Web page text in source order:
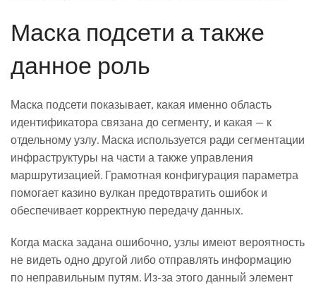
Маска подсети а также
данное роль
Маска подсети показывает, какая именно область
идентификатора связана до сегменту, и какая — к
отдельному узлу. Маска используется ради сегментации
инфраструктуры на части а также управления
маршрутизацией. Грамотная конфигурация параметра
помогает казино вулкан предотвратить ошибок и
обеспечивает корректную передачу данных.
Когда маска задана ошибочно, узлы имеют вероятность
не видеть одно другой либо отправлять информацию
по неправильным путям. Из-за этого данный элемент